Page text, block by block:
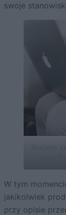
swoje
Rosjanie
sklep
W tym
jakikolwiek
przy opisie